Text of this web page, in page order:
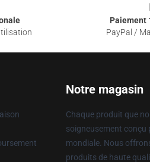
Paiement
PayPal /
Notre magasin
Chaque produit que
soigneusement conçu
mondiale. Nous
produits de haute